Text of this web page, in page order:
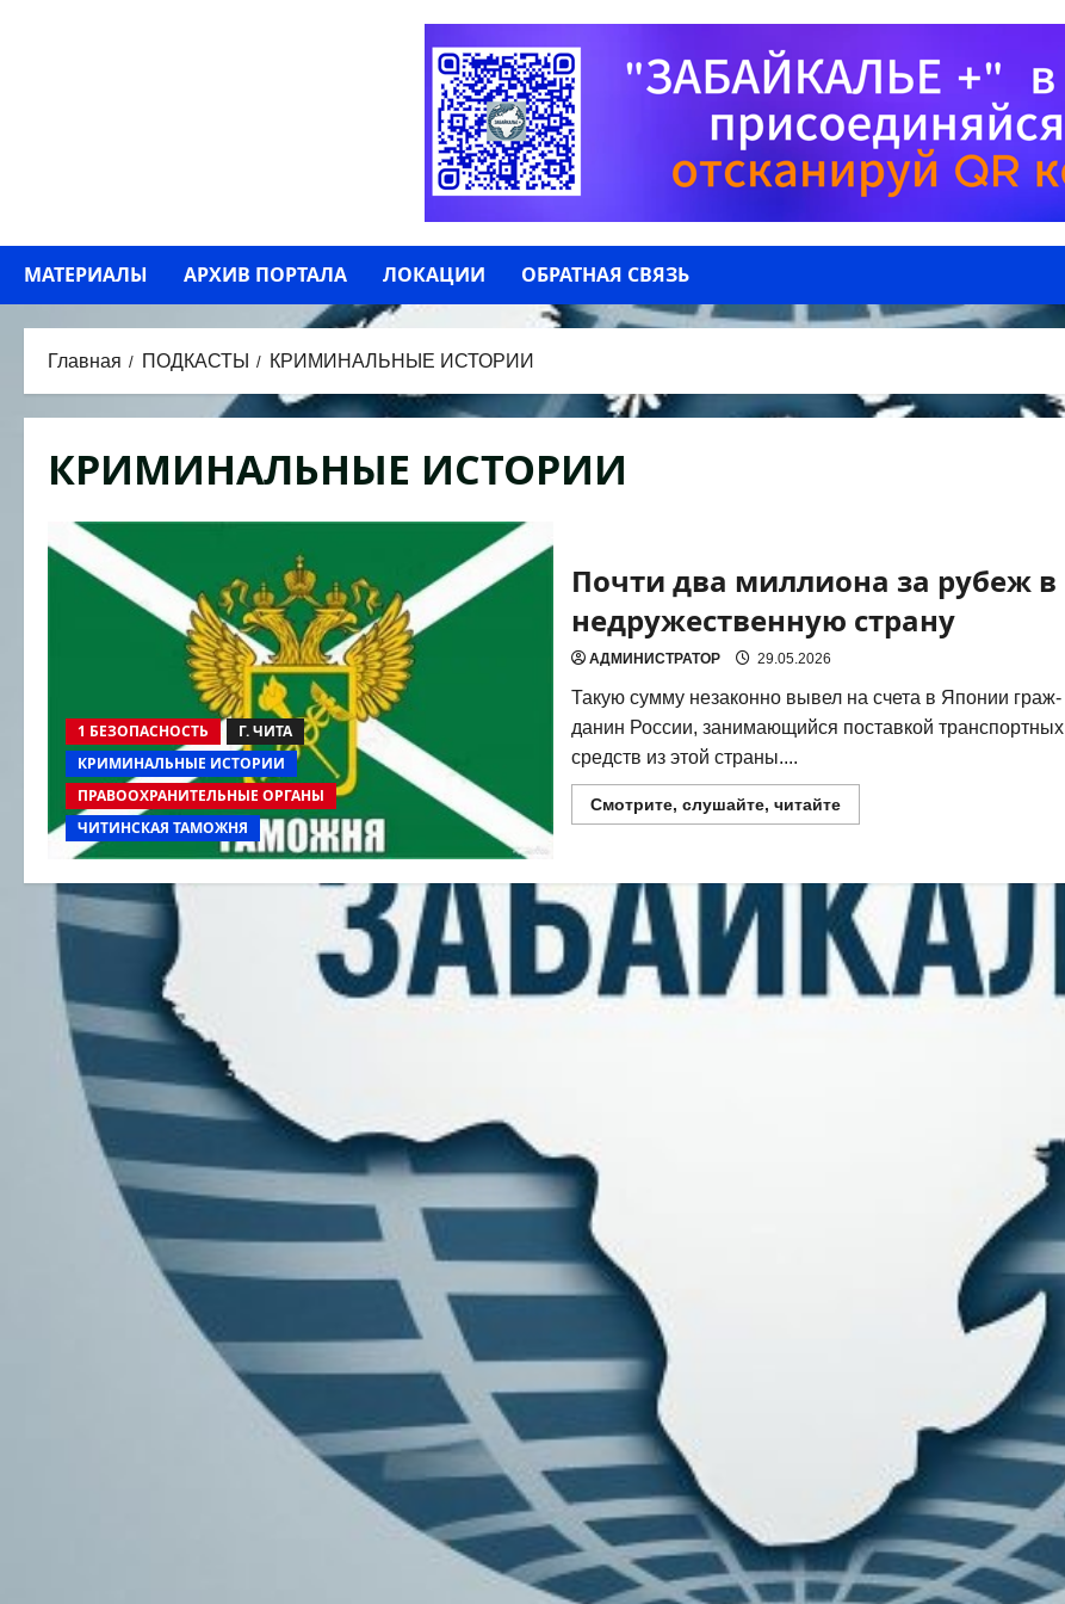
МАТЕРИАЛЫ АРХИВ ПОРТАЛА ЛОКАЦИИ ОБРАТНАЯ СВЯЗЬ
Главная ПОДКАСТЫ КРИМИНАЛЬНЫЕ ИСТОРИИ
КРИМИНАЛЬНЫЕ ИСТОРИИ
1 БЕЗОПАСНОСТЬ
Г. ЧИТА
КРИМИНАЛЬНЫЕ ИСТОРИИ
ПРАВООХРАНИТЕЛЬНЫЕ ОРГАНЫ
ЧИТИНСКАЯ ТАМОЖНЯ
Почти два миллиона за рубеж в
недружественную страну
АДМИНИСТРАТОР 29.05.2026
Такую сум­му неза­кон­но вывел на сче­та в Япо­нии граж­
да­нин Рос­сии, зани­ма­ю­щий­ся постав­кой транс­порт­ных
средств из этой стра­ны....
Смотрите, слушайте, читайтеПрочитать
больше
миллиона
за
рубеж
недружественную
страну